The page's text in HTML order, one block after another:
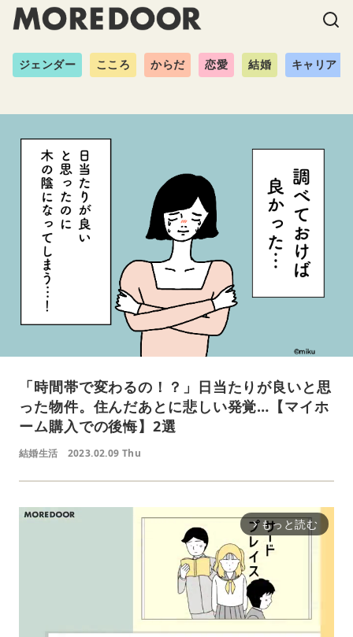
ジェンダー こころ からだ 恋愛 結婚 キャリア
「時間帯で変わるの！？」日当たりが良いと思
った物件。住んだあとに悲しい発覚…【マイホ
ーム購入での後悔】2選
結婚生活 2023.02.09 Thu
arrow_forward_ios もっと読む